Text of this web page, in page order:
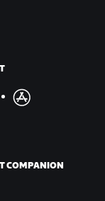
COMPANION